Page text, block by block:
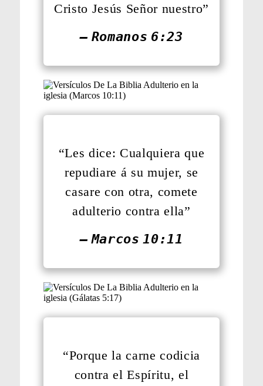
Cristo Jesús Señor nuestro”
— Romanos 6:23
“Les dice: Cualquiera que
repudiare á su mujer, se
casare con otra, comete
adulterio contra ella”
— Marcos 10:11
“Porque la carne codicia
contra el Espíritu, el